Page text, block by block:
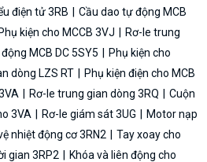
điện tử 3RB
Cầu dao tự động MCB
Phụ kiện cho MCCB 3VJ
Rơ-le trung
MCB DC 5SY5
Phụ kiện cho
dòng LZS RT
Phụ kiện điện cho MCB
Rơ-le trung gian dòng 3RQ
Cuộn
3VA
Rơ-le giám sát 3UG
Motor nạp
nhiệt động cơ 3RN2
Tay xoay cho
gian 3RP2
Khóa và liên động cho